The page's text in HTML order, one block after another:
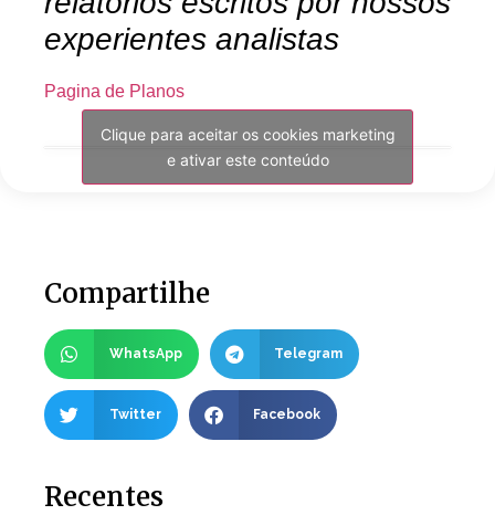
experientes analistas
Pagina de Planos
Clique para aceitar os cookies marketing
e ativar este conteúdo
Compartilhe
WhatsApp Telegram
Twitter Facebook
Recentes